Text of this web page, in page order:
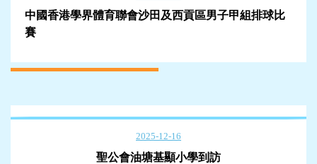
中國香港學界體育聯會沙田及西貢區男子甲組排球比
賽
2025-12-16
聖公會油塘基顯小學到訪